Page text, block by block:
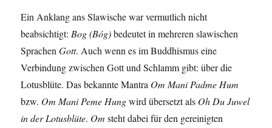
Ein Anklang ans Slawische war vermutlich nicht
beabsichtigt: Bog (Bóg)bedeutet in mehreren slawischen
SprachenGott. Auch wenn es im Buddhismus eine
Verbindung zwischen Gott und Schlamm gibt: über die
Lotusblüte. Das bekannte Mantra Om Mani Padme Hum
bzw. Om Mani Peme Hungwird übersetzt als Oh Du Juwel
in der Lotusblüte. Om steht dabei für den gereinigten